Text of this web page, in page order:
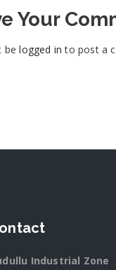
Your
belogged in to post a
Industrial Zone